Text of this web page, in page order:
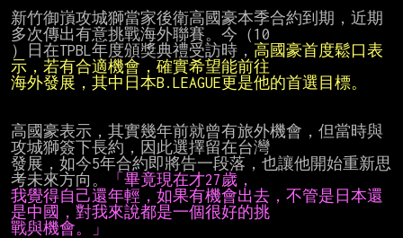
新竹御嵿攻城獅當家後衛高國豪本季合約到期，近期
多次傳出有意挑戰海外聯賽。今（10
）日在TPBL年度頒獎典禮受訪時， 高國豪首度鬆口表
示，若有合適機會，確實希望能前往
海外發展，其中日本B.LEAGUE更是他的首選目標。
高國豪表示，其實幾年前就曾有旅外機會，但當時與
攻城獅簽下長約，因此選擇留在台灣
發展，如今5年合約即將告一段落，也讓他開始重新思
考未來方向。
「畢竟現在才27歲，
我覺得自己還年輕，如果有機會出去，不管是日本還
是中國，對我來說都是一個很好的挑
戰與機會。」